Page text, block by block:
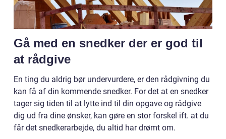
Gå med en snedker der er god til
at rådgive
En ting du aldrig bør undervurdere, er den rådgivning du
kan få af din kommende snedker. For det at en snedker
tager sig tiden til at lytte ind til din opgave og rådgive
dig ud fra dine ønsker, kan gøre en stor forskel ift. at du
får det snedkerarbejde, du altid har drømt om.